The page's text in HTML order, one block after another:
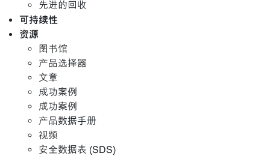
先进的回收
可持续性
资源
图书馆
产品选择器
文章
成功案例
成功案例
产品数据手册
视频
安全数据表 (SDS)